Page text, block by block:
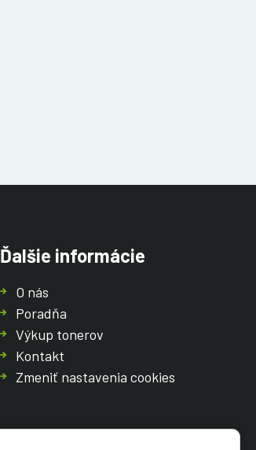
Ďalšie informácie
O nás
Poradňa
Výkup tonerov
Kontakt
Zmeniť nastavenia cookies